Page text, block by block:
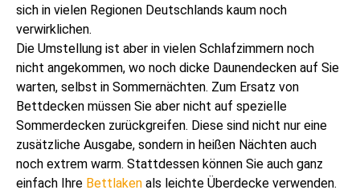
sich in vielen Regionen Deutschlands kaum noch
verwirklichen.
Die Umstellung ist aber in vielen Schlafzimmern noch
nicht angekommen, wo noch dicke Daunendecken auf Sie
warten, selbst in Sommernächten. Zum Ersatz von
Bettdecken müssen Sie aber nicht auf spezielle
Sommerdecken zurückgreifen. Diese sind nicht nur eine
zusätzliche Ausgabe, sondern in heißen Nächten auch
noch extrem warm. Stattdessen können Sie auch ganz
einfach Ihre Bettlaken als leichte Überdecke verwenden.